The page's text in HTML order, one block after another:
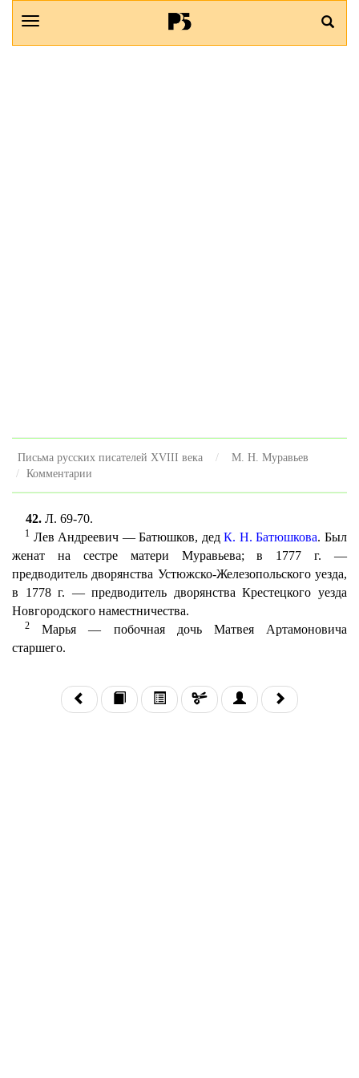
Письма русских писателей XVIII века
М. Н. Муравьев
Комментарии
42. Л. 69-70.
1 Лев Андреевич — Батюшков, дедК. Н. Батюшкова. Был
женат на сестре матери Муравьева; в 1777 г. —
предводитель дворянства Устюжско-Железопольского уезда,
в 1778 г. — предводитель дворянства Крестецкого уезда
Новгородского наместничества.
2
Марья — побочная дочь Матвея Артамоновича
старшего.